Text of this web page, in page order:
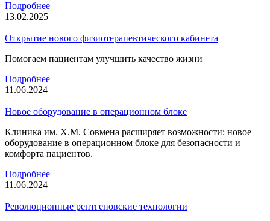
Подробнее
13.02.2025
Открытие нового физиотерапевтического кабинета
Помогаем пациентам улучшить качество жизни
Подробнее
11.06.2024
Новое оборудование в операционном блоке
Клиника им. Х.М. Совмена расширяет возможности: новое
оборудование в операционном блоке для безопасности и
комфорта пациентов.
Подробнее
11.06.2024
Революционные рентгеновские технологии